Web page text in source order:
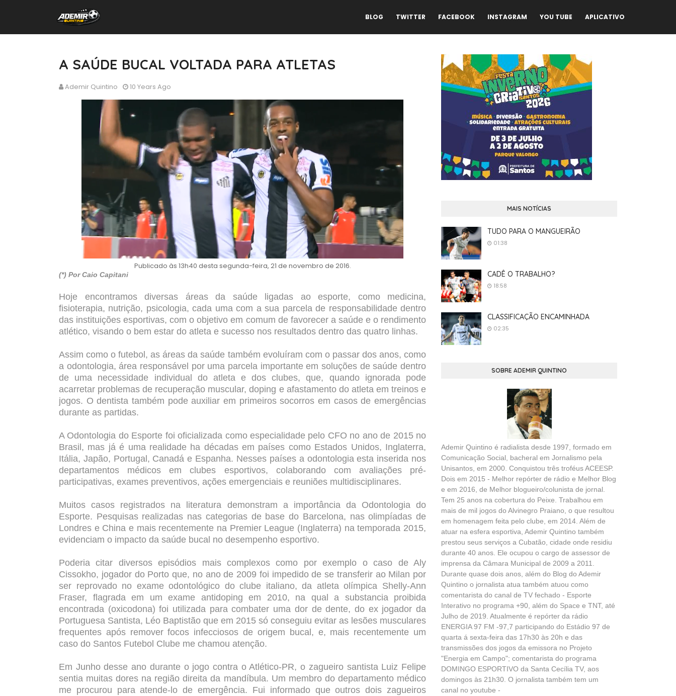
BLOG TWITTER FACEBOOK INSTAGRAM YOU TUBE APLICATIVO
A SAÚDE BUCAL VOLTADA PARA ATLETAS
Ademir Quintino 10 Years Ago
Publicado às 13h40 desta segunda-feira, 21 de novembro de 2016.
(*) Por Caio Capitani
Hoje encontramos diversas áreas da saúde ligadas ao esporte, como medicina,
fisioterapia, nutrição, psicologia, cada uma com a sua parcela de responsabilidade dentro
das instituições esportivas, com o objetivo em comum de favorecer a saúde e o rendimento
atlético, visando o bem estar do atleta e sucesso nos resultados dentro das quatro linhas.
Assim como o futebol, as áreas da saúde também evoluíram com o passar dos anos, como
a odontologia, área responsável por uma parcela importante em soluções de saúde dentro
de uma necessidade individual do atleta e dos clubes, que, quando ignorada pode
acarretar problemas de recuperação muscular, doping e afastamento do atleta em treinos e
jogos. O dentista também pode auxiliar em primeiros socorros em casos de emergências
durante as partidas.
A Odontologia do Esporte foi oficializada como especialidade pelo CFO no ano de 2015 no
Brasil, mas já é uma realidade ha décadas em países como Estados Unidos, Inglaterra,
Itália, Japão, Portugal, Canadá e Espanha. Nesses países a odontologia esta inserida nos
departamentos médicos em clubes esportivos, colaborando com avaliações pré-
participativas, exames preventivos, ações emergenciais e reuniões multidisciplinares.
Muitos casos registrados na literatura demonstram a importância da Odontologia do
Esporte. Pesquisas realizadas nas categorias de base do Barcelona, nas olimpíadas de
Londres e China e mais recentemente na Premier League (Inglaterra) na temporada 2015,
evidenciam o impacto da saúde bucal no desempenho esportivo.
Poderia citar diversos episódios mais complexos como por exemplo o caso de Aly
Cissokho, jogador do Porto que, no ano de 2009 foi impedido de se transferir ao Milan por
ser reprovado no exame odontológico do clube italiano, da atleta olímpica Shelly-Ann
Fraser, flagrada em um exame antidoping em 2010, na qual a substancia proibida
encontrada (oxicodona) foi utilizada para combater uma dor de dente, do ex jogador da
Portuguesa Santista, Léo Baptistão que em 2015 só conseguiu evitar as lesões musculares
frequentes após remover focos infecciosos de origem bucal, e, mais recentemente um
caso do Santos Futebol Clube me chamou atenção.
Em Junho desse ano durante o jogo contra o Atlético-PR, o zagueiro santista Luiz Felipe
sentia muitas dores na região direita da mandíbula. Um membro do departamento médico
me procurou para atende-lo de emergência. Fui informado que outros dois zagueiros
MAIS NOTÍCIAS
TUDO PARA O MANGUEIRÃO
01:38
CADÊ O TRABALHO?
18:58
CLASSIFICAÇÃO ENCAMINHADA
02:35
SOBRE ADEMIR QUINTINO
Ademir Quintino é radialista desde 1997, formado em
Comunicação Social, bacheral em Jornalismo pela
Unisantos, em 2000. Conquistou três troféus ACEESP.
Dois em 2015 - Melhor repórter de rádio e Melhor Blog
e em 2016, de Melhor blogueiro/colunista de jornal.
Tem 25 anos na cobertura do Peixe. Trabalhou em
mais de mil jogos do Alvinegro Praiano, o que resultou
em homenagem feita pelo clube, em 2014. Além de
atuar na esfera esportiva, Ademir Quintino também
prestou seus serviços a Cubatão, cidade onde residiu
durante 40 anos. Ele ocupou o cargo de assessor de
imprensa da Câmara Municipal de 2009 a 2011.
Durante quase dois anos, além do Blog do Ademir
Quintino o jornalista atua também atuou como
comentarista do canal de TV fechado - Esporte
Interativo no programa +90, além do Space e TNT, até
Julho de 2019. Atualmente é repórter da rádio
ENERGIA 97 FM -97,7 participando do Estádio 97 de
quarta á sexta-feira das 17h30 às 20h e das
transmissões dos jogos da emissora no Projeto
"Energia em Campo"; comentarista do programa
DOMINGO ESPORTIVO da Santa Cecília TV, aos
domingos às 21h30. O jornalista também tem um
canal no youtube -